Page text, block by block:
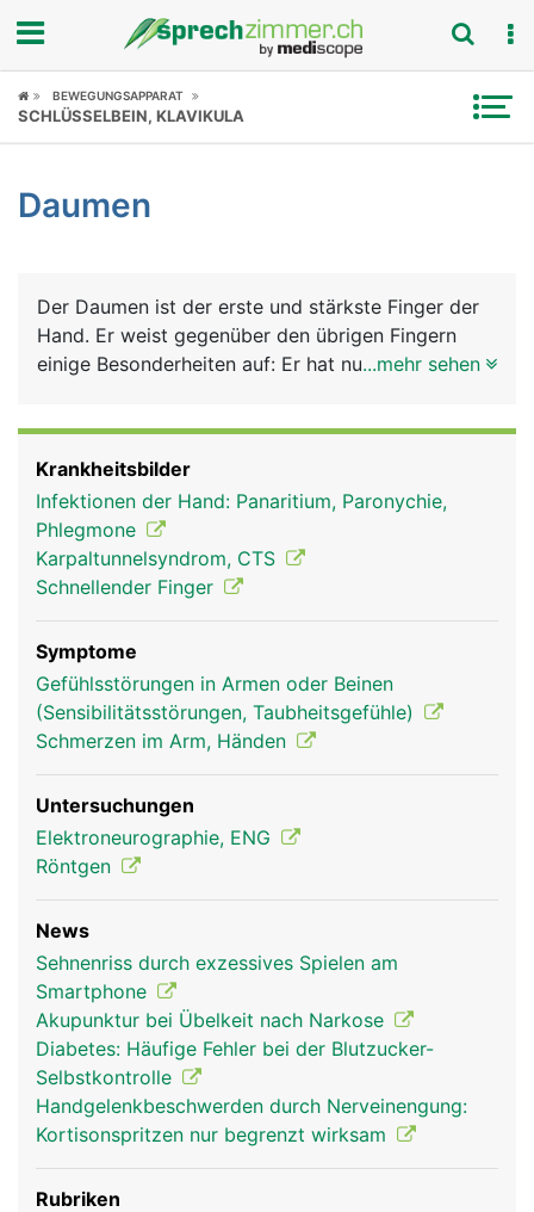
Fokus
Symptome
News
Rubriken
BEWEGUNGSAPPARAT
SCHLÜSSELBEIN, KLAVIKULA
Daumen
Der Daumen ist der erste und stärkste Finger der
Hand. Er weist gegenüber den übrigen Fingern
einige Besonderheiten auf: Er hat nur 2
Daumenballen - und er ist beweglicher und kann
den anderen Fingern gegenübergestellt werden,
was die Greiffunktion der Hand ermöglicht.
...mehr sehen
Krankheitsbilder
Infektionen der Hand: Panaritium, Paronychie,
Phlegmone
Karpaltunnelsyndrom, CTS
Schnellender Finger
Symptome
Gefühlsstörungen in Armen oder Beinen
(Sensibilitätsstörungen, Taubheitsgefühle)
Schmerzen im Arm, Händen
Untersuchungen
Elektroneurographie, ENG
Röntgen
News
Sehnenriss durch exzessives Spielen am
Smartphone
Akupunktur bei Übelkeit nach Narkose
Diabetes: Häufige Fehler bei der Blutzucker-
Selbstkontrolle
Handgelenkbeschwerden durch Nerveinengung:
Kortisonspritzen nur begrenzt wirksam
Rubriken